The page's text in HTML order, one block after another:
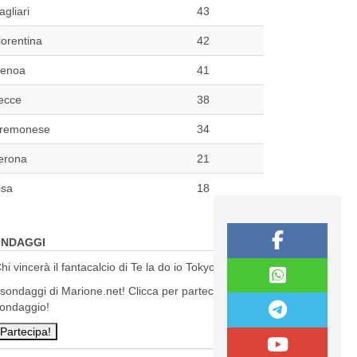
43
42
41
38
34
21
18
vincerà il fantacalcio di Te la do io Tokyo?
di Marione.net! Clicca per partecipare al